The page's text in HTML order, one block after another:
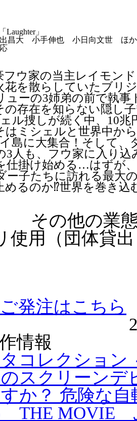
Laughter」
昌大 小手伸也 小日向文世 ほか
フウ家の当主レイモン
花を散らしていたブリ
ューの3姉弟の前で執事
の存在を知らない隠し
ル捜しが続く中、10兆
はミシェルと世界中か
島に大集合！そして、
3人も、フウ家に入り込
仕掛け始める…はずが
ー子たちに訪れる最大
めるのか⁉世界を巻き込
その他の業
使用（団体貸
発注はこちら
情報
タコレクショ
スクリーンデ
か？ 危険な
THE MOVIE